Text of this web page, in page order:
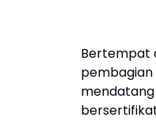
Bertempat
pembagian